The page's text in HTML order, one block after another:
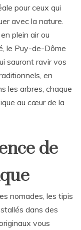
pour ceux qui
avec la nature.
plein air ou
le Puy-de-Dôme
sauront ravir vos
en
les arbres, chaque
au cœur de la
de
nomades, les tipis
dans des
vous